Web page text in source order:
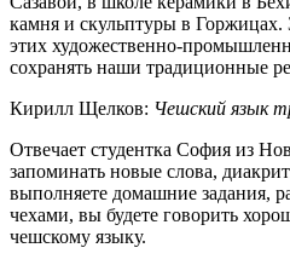
камня и скульптуры в Горжицах.
этих художественно-
сохранять наши традиционные
Кирилл Щелков: Чешский язык
Отвечает студентка София из
запоминать новые слова,
выполняете домашние задания,
чехами, вы будете говорить
чешскому языку.